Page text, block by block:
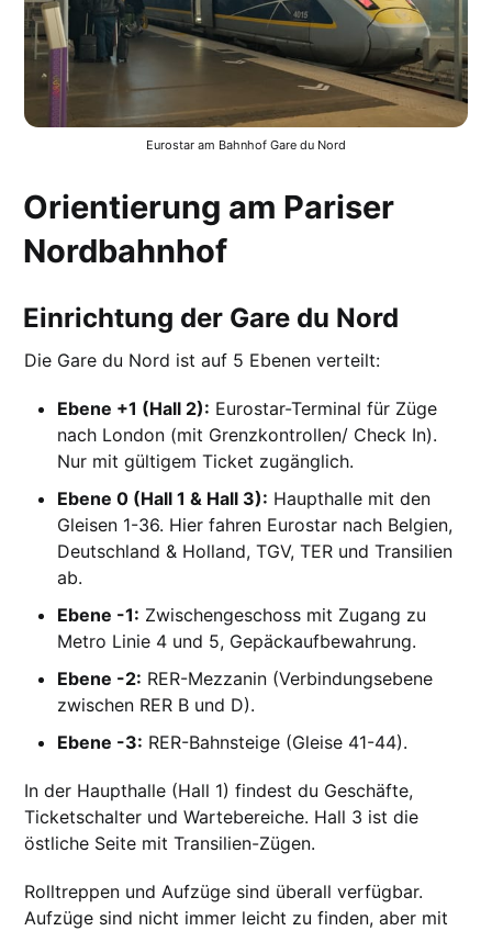
Eurostar am Bahnhof Gare du Nord
Orientierung am Pariser
Nordbahnhof
Einrichtung der Gare du Nord
Die Gare du Nord ist auf 5 Ebenen verteilt:
Ebene +1 (Hall 2): Eurostar-Terminal für Züge
nach London (mit Grenzkontrollen/ Check In).
Nur mit gültigem Ticket zugänglich.
Ebene 0 (Hall 1 & Hall 3): Haupthalle mit den
Gleisen 1-36. Hier fahren Eurostar nach Belgien,
Deutschland & Holland, TGV, TER und Transilien
ab.
Ebene -1: Zwischengeschoss mit Zugang zu
Metro Linie 4 und 5, Gepäckaufbewahrung.
Ebene -2: RER-Mezzanin (Verbindungsebene
zwischen RER B und D).
Ebene -3: RER-Bahnsteige (Gleise 41-44).
In der Haupthalle (Hall 1) findest du Geschäfte,
Ticketschalter und Wartebereiche. Hall 3 ist die
östliche Seite mit Transilien-Zügen.
Rolltreppen und Aufzüge sind überall verfügbar.
Aufzüge sind nicht immer leicht zu finden, aber mit